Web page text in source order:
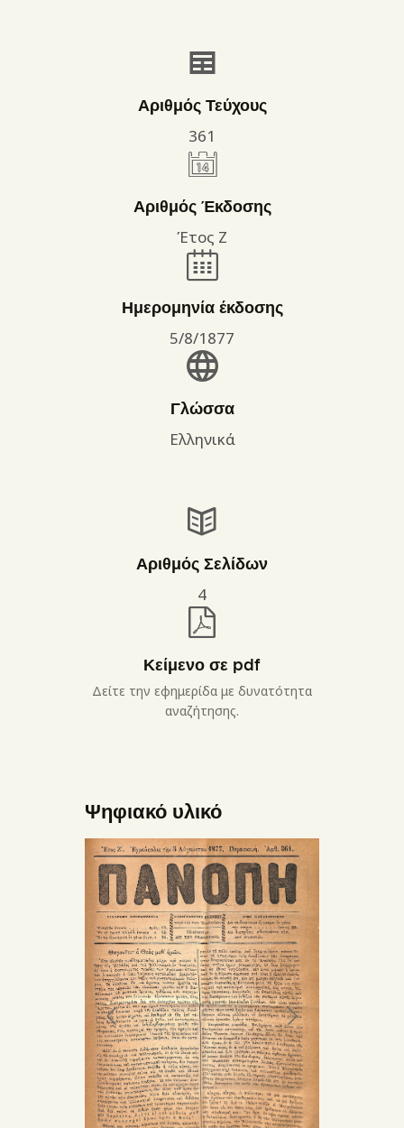
Αριθμός Τεύχους
361
Αριθμός Έκδοσης
Έτος Ζ
Ημερομηνία έκδοσης
5/8/1877
Γλώσσα
Ελληνικά
Αριθμός Σελίδων
4
Κείμενο σε pdf
Δείτε την εφημερίδα με δυνατότητα
αναζήτησης.
Ψηφιακό υλικό